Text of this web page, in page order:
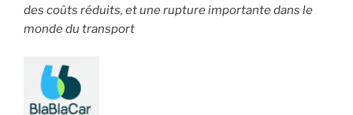
des coûts réduits, et une rupture importante dans le
monde du transport